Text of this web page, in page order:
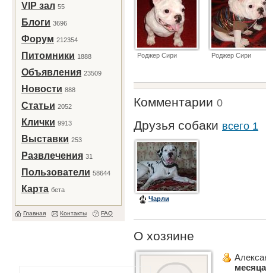
VIP зал 55
Блоги 3696
Форум 212354
Питомники 1888
Объявления 23509
Новости 888
Статьи 2052
Клички 9913
Выставки 253
Развлечения 31
Пользователи 58644
Карта бета
Главная Контакты FAQ
Роджер Сири Роджер Сири
Комментарии 0
Друзья собаки всего 1
Чарли
О хозяине
месяца